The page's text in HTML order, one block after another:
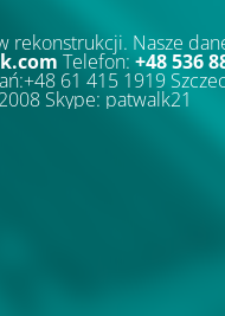
rekonstrukcji. Nasze
Telefon: +48 536
61 415 1919
2008 Skype: patwalk21